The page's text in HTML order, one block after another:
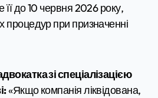
до 10 червня 2026 року,
процедур при призначенні
зі спеціалізацією
«Якщо компанія ліквідована,